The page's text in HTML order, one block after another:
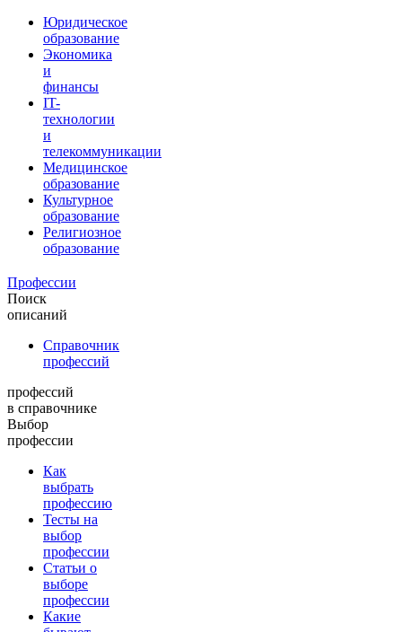
Юридическое
образование
Экономика
и
финансы
IT-
технологии
и
телекоммуникации
Медицинское
образование
Культурное
образование
Религиозное
образование
Профессии
Поиск
описаний
Справочник
профессий
профессий
в справочнике
Выбор
профессии
Как
выбрать
профессию
Тесты на
выбор
профессии
Статьи о
выборе
профессии
Какие